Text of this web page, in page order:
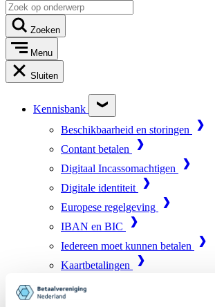
Zoeken
Menu
Sluiten
Kennisbank
Beschikbaarheid en storingen
Contant betalen
Digitaal Incassomachtigen
Digitale identiteit
Europese regelgeving
IBAN en BIC
Iedereen moet kunnen betalen
Kaartbetalingen
Marktinfrastructuur